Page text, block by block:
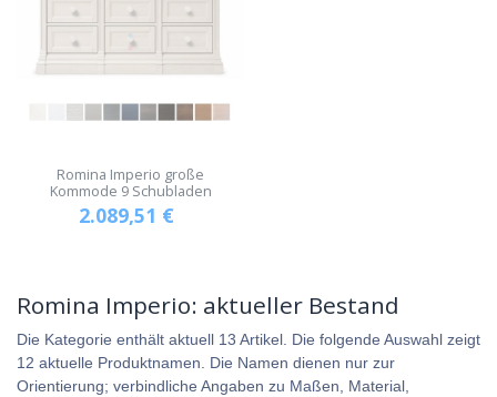
Romina Imperio große
Kommode 9 Schubladen
2.089,51 €
Romina Imperio: aktueller Bestand
Die Kategorie enthält aktuell 13 Artikel. Die folgende Auswahl zeigt
12 aktuelle Produktnamen. Die Namen dienen nur zur
Orientierung; verbindliche Angaben zu Maßen, Material,